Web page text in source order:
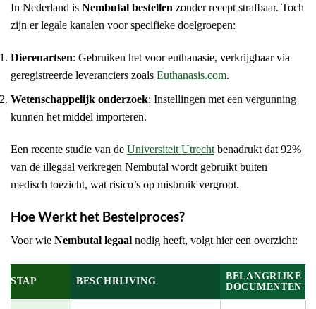
In Nederland is Nembutal bestellen zonder recept strafbaar. Toch
zijn er legale kanalen voor specifieke doelgroepen:
Dierenartsen: Gebruiken het voor euthanasie, verkrijgbaar via
geregistreerde leveranciers zoals Euthanasis.com.
Wetenschappelijk onderzoek: Instellingen met een vergunning
kunnen het middel importeren.
Een recente studie van de Universiteit Utrecht benadrukt dat 92%
van de illegaal verkregen Nembutal wordt gebruikt buiten
medisch toezicht, wat risico’s op misbruik vergroot.
Hoe Werkt het Bestelproces?
Voor wie Nembutal legaal nodig heeft, volgt hier een overzicht:
STAP BESCHRIJVING
BELANGRIJKE
DOCUMENTEN